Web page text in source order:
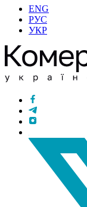
ENG
РУС
УКР